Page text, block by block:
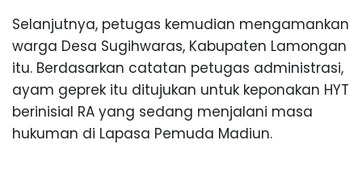
Selanjutnya, petugas kemudian mengamankan
warga Desa Sugihwaras, Kabupaten Lamongan
itu. Berdasarkan catatan petugas administrasi,
ayam geprek itu ditujukan untuk keponakan HYT
berinisial RA yang sedang menjalani masa
hukuman di Lapasa Pemuda Madiun.